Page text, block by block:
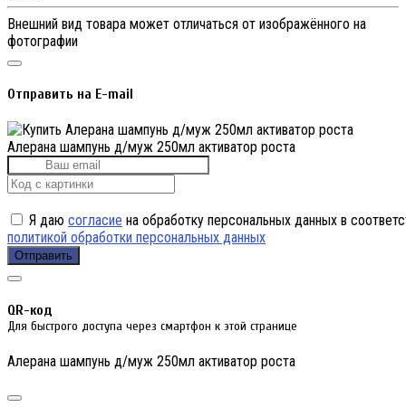
Внешний вид товара может отличаться от изображённого на
фотографии
Отправить на E-mail
Алерана шампунь д/муж 250мл активатор роста
Я даю согласие на обработку персональных данных в
политикой обработки персональных данных
Отправить
QR-код
Для быстрого доступа через смартфон к этой странице
Алерана шампунь д/муж 250мл активатор роста